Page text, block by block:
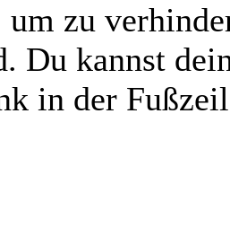
um zu
Du kannst
in der